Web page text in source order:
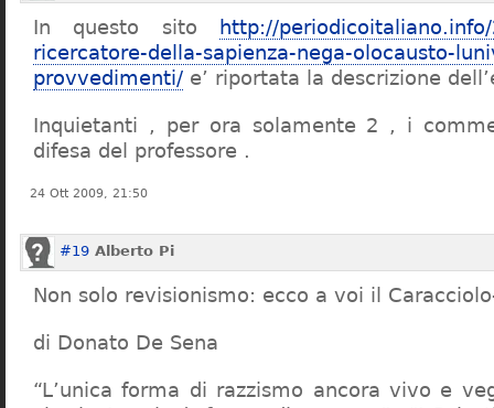
In questo sito
http://
ricercatore-della-sapienza-nega-olocausto-
provvedimenti/ e’ riportata la descrizione
Inquietanti , per ora solamente 2 , i
difesa del professore .
24 Ott 2009, 21:50
#19 Alberto Pi
Non solo revisionismo: ecco a voi il
di Donato De Sena
“L’unica forma di razzismo ancora vivo e